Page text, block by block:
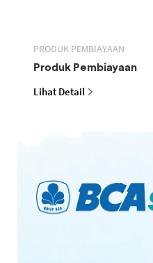
PRODUK PEMBIAYAAN
Produk Pembiayaan
Lihat Detail